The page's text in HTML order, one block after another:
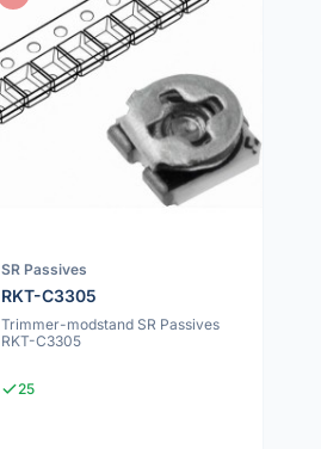
SR Passives
RKT-C3305
Trimmer-modstand SR Passives
RKT-C3305
25